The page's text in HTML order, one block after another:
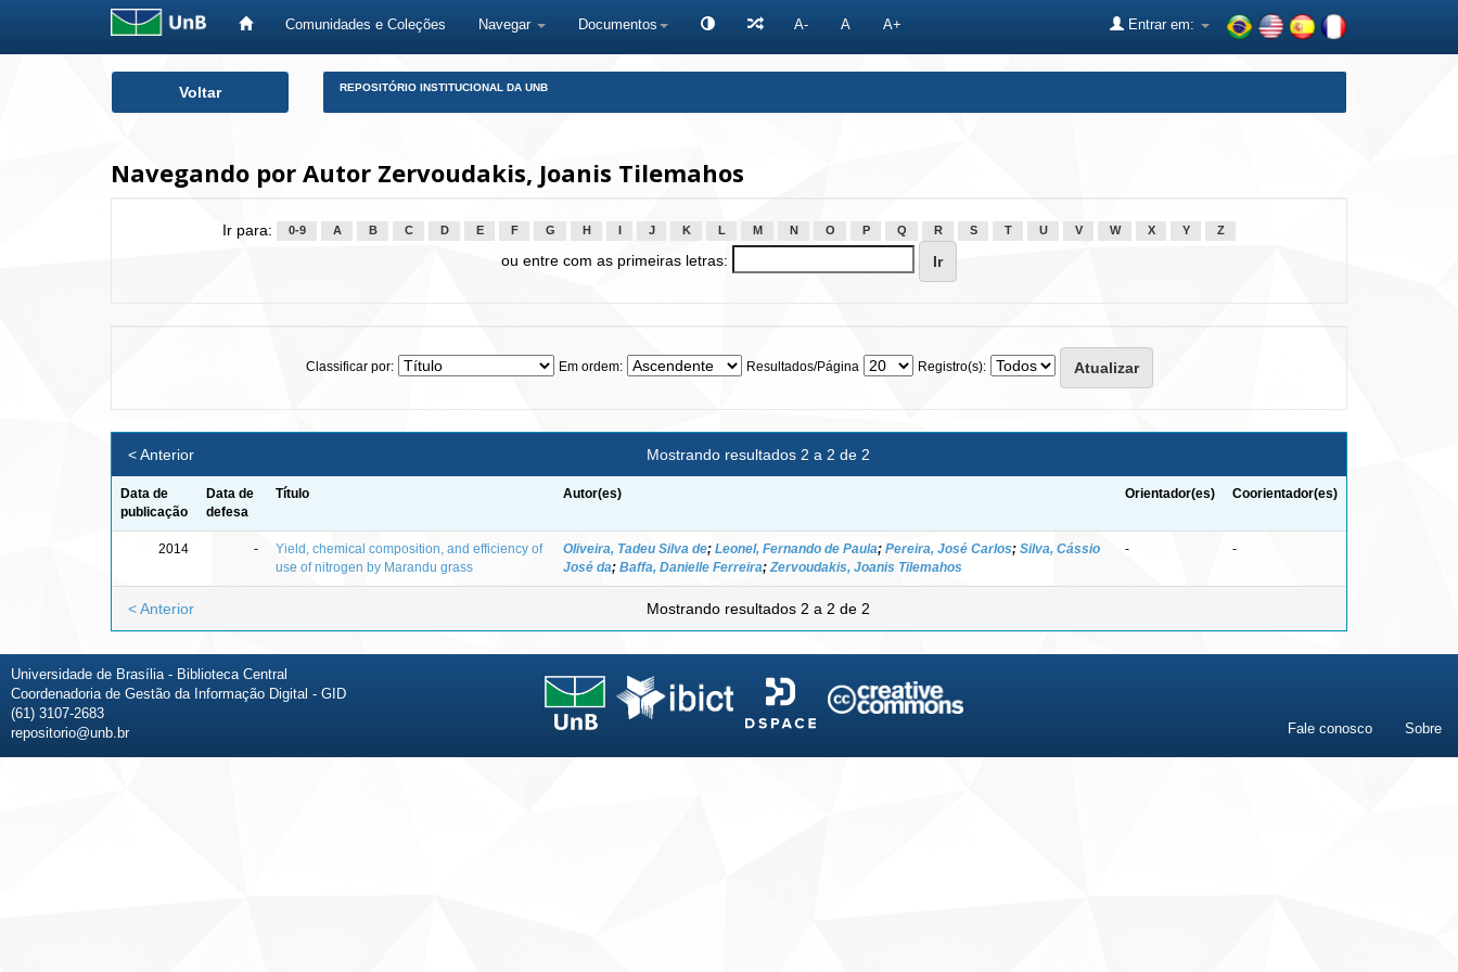
Comunidades e Coleções Navegar Documentos A- A A+ Entrar em:
Voltar REPOSITÓRIO INSTITUCIONAL DA UNB
Navegando por Autor Zervoudakis, Joanis Tilemahos
Ir para: 0-9 A B C D E F G H J K L M N O P Q R S T U V W X Y Z
ou entre com as primeiras letras:
Classificar por: Em ordem: Resultados/Página Registro(s):
Mostrando resultados 2 a 2 de 2
< Anterior
Data de
publicação
Data de
defesa
Título Autor(es) Orientador(es) Coorientador(es)
2014 -
Yield, chemical composition, and efficiency of
use of nitrogen by Marandu grass
Oliveira, Tadeu Silva de; Leonel, Fernando de Paula; Pereira, José Carlos; Silva, Cássio
José da; Baffa, Danielle Ferreira; Zervoudakis, Joanis Tilemahos
- -
Mostrando resultados 2 a 2 de 2
< Anterior
Universidade de Brasília - Biblioteca Central
Coordenadoria de Gestão da Informação Digital - GID
(61) 3107-2683
repositorio@unb.br
Fale conosco Sobre